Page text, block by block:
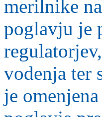
merilnike
poglavju je
vodenja ter
je